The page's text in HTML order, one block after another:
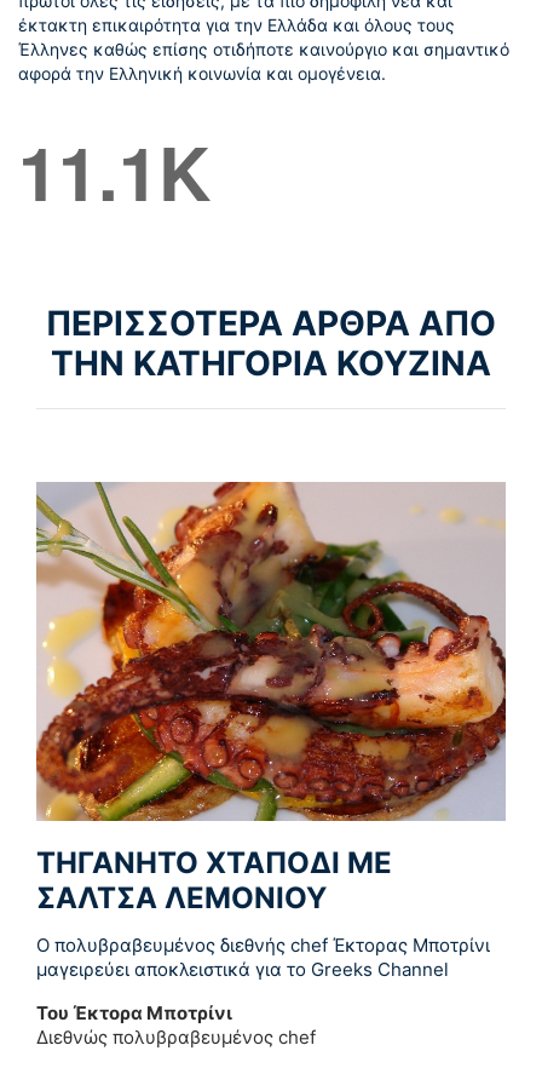
έκτακτη επικαιρότητα για την Ελλάδα και όλους τους
Έλληνες καθώς επίσης οτιδήποτε καινούργιο και σημαντικό
αφορά την Ελληνική κοινωνία και ομογένεια.
11.1K
ΠΕΡΙΣΣΟΤΕΡΑ ΑΡΘΡΑ ΑΠΟ
ΤΗΝ ΚΑΤΗΓΟΡΙΑ ΚΟΥΖΙΝΑ
ΤΗΓΑΝΗΤΟ ΧΤΑΠΟΔΙ ΜΕ
ΣΑΛΤΣΑ ΛΕΜΟΝΙΟΥ
Ο πολυβραβευμένος διεθνής chef Έκτορας Μποτρίνι
μαγειρεύει αποκλειστικά για το Greeks Channel
Του Έκτορα Μποτρίνι
Διεθνώς πολυβραβευμένος chef